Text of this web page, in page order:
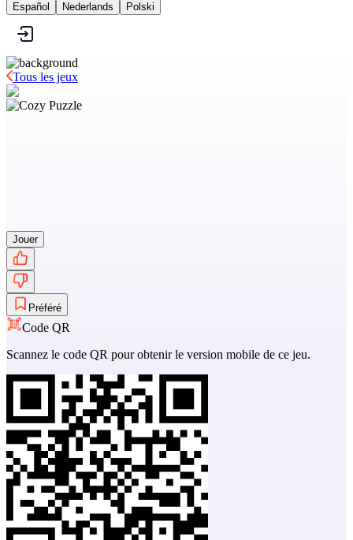
Español
Nederlands Polski
Tous les jeux
Jouer
Préféré
Code QR
Scannez le code QR pour obtenir le version mobile de ce jeu.